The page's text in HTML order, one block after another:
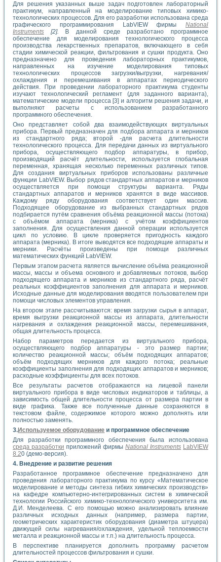
Для решения указанных выше задач подготовлен лабораторный
практикум, направленный на моделирование типовых химико-
технологических процессов. Для его разработки использована среда
графического программирования LabVIEW фирмы National
Instruments [2].
В данной среде разработано программное
обеспечение для моделирования технологического процесса
производства лекарственных препаратов, включающего в себя
стадии химической реакции, фильтрования и сушки продукта. Оно
предназначено для проведения лабораторных практикумов,
направленных на изучение моделирования типовых
технологических процессов загрузки/выгрузки, нагревания/
охлаждения и перемешивания в аппаратах периодического
действия. При проведении лабораторного практикума студенты
изучают технологический регламент (для заданного варианта),
математические модели процесса [3] и алгоритм решения задачи, и
выполняют расчеты с использованием разработанного
программного обеспечения.
Оно представляет собой два взаимодействующих виртуальных
прибора. Первый предназначен для подбора аппарата и мерников
из стандартного ряда; второй -для расчета длительности
технологического процесса. Для передачи данных из виртуального
прибора, осуществляющего подбор аппаратуры, в прибор,
производящий расчёт длительности, используется глобальная
переменная, хранящая несколько переменных различных типов.
Для создания виртуальных приборов использованы различные
функции LabVIEW. Выбор рядов стандартных аппаратов и мерников
осу­ществляется при помощи структуры варианта. Ряды
стандартных аппаратов и мерников хранятся в виде массивов.
Каждому ряду оборудования соответствует один массив.
Подходящее оборудование из выбранных стандартных рядов
подбирается путём сравнения объёма реакционной массы (потока)
с объёмом аппарата (мерника) с учётом коэффициентов
заполнения. Для осуществления данной операции используется
цикл по условию. В цикле проверяется пригодность каждого
аппарата (мерника). В итоге выводятся все подходящие аппараты и
мерники. Расчёты произведены при помощи различных
математических функций LabVIEW.
Первым этапом расчета является вычисление объёма реакционной
массы, массы и объема основного и добавляемых потоков, выбор
подходящего аппарата и мерников из стандартного ряда, расчёт
реальных коэффициентов заполнения для аппарата и мерников.
Исходные данные для моделирования вводятся пользователем при
помощи числовых элементов управления.
На втором этапе рассчитываются: время загрузки сырья в аппарат,
время выгрузки реакционной массы из аппарата, длительности
нагревания и охлаждения реакционной массы, перемешивания,
общая длительность процесса.
Набор параметров передается из виртуального прибора,
осуществляющего подбор аппаратуры - это размер партии;
количество реакционной массы; объём подходящих аппаратов;
объём подходящих мерников для каждого потока; реальные
коэффициенты заполнения для подходящих аппаратов и мерников;
расходные коэффициенты для всех потоков.
Все результаты расчетов отображаются на лицевой панели
виртуального прибора в виде числовых индикаторов и таблицы, а
зависимость общей длительности процесса от размера партии в
виде графика. Также все полученные данные сохраняются в
текстовом файле, содержимое которого можно дополнять или
полностью заменять.
3.Используемое оборудование и программное обеспечение
Для разработки программного обеспечения была использована
среда разработки приложений фирмы National Instruments LabVIEW
8.20 (демо-версия).
4. Внедрение и развитие решения
Разработанное программное обеспечение предназначено для
проведения лабораторного практикума по курсу «Математическое
моделирование и методы синтеза гибких химических производств»
на кафедре компьютерно-интегрированных систем в химической
технологии Российского химико-технологического университета им.
Д.И. Менделеева. С его помощью можно анализировать влияние
различных исходных данных (например, размера партии,
геометрических характеристик оборудования (диаметра штуцера)
движущей силы нагревания/охлаждения, удельной теплоемкости
металла и реакционной массы и т.п.) на длительность процесса.
В перспективе планируется дополнить программу расчетом
длительностей процессов фильтрования и сушки.